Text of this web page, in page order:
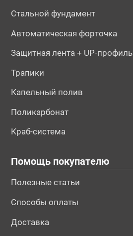
Стальной фундамент
Автоматическая форточка
Защитная лента + UP-профиль
Трапики
Капельный полив
Поликарбонат
Краб-система
Помощь покупателю
Полезные статьи
Способы оплаты
Доставка